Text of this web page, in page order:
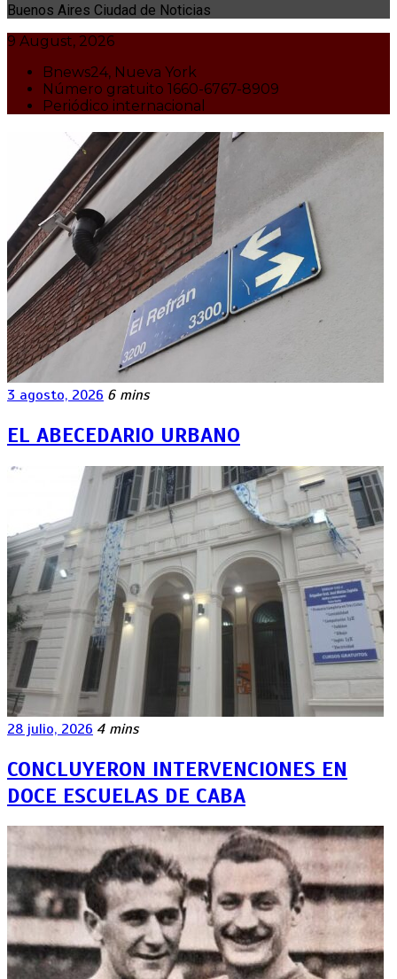
Buenos Aires Ciudad de Noticias
9 August, 2026
Bnews24, Nueva York
Número gratuito 1660-6767-8909
Periódico internacional
3 agosto, 2026 6 mins
EL ABECEDARIO URBANO
28 julio, 2026 4 mins
CONCLUYERON INTERVENCIONES EN
DOCE ESCUELAS DE CABA